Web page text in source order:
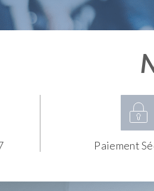
Paiement